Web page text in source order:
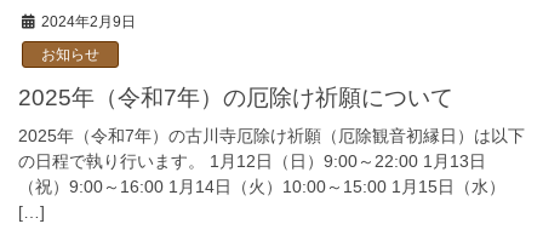
2024年2月9日
お知らせ
2025年（令和7年）の厄除け祈願について
2025年（令和7年）の古川寺厄除け祈願（厄除観音初縁日）は以下
の日程で執り行います。 1月12日（日）9:00～22:00 1月13日
（祝）9:00～16:00 1月14日（火）10:00～15:00 1月15日（水）
[…]